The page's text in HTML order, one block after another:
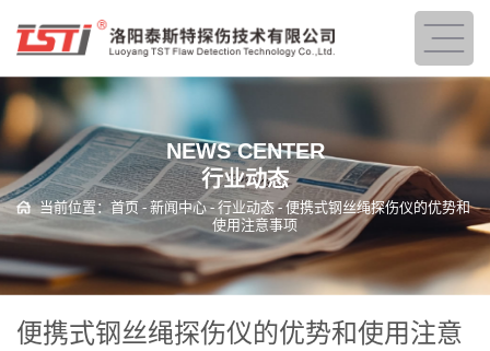
NEWS CENTER
行业动态
当前位置：首页 - 新闻中心- 行业动态- 便携式钢丝绳探伤仪的优势和
使用注意事项
便携式钢丝绳探伤仪的优势和使用注意